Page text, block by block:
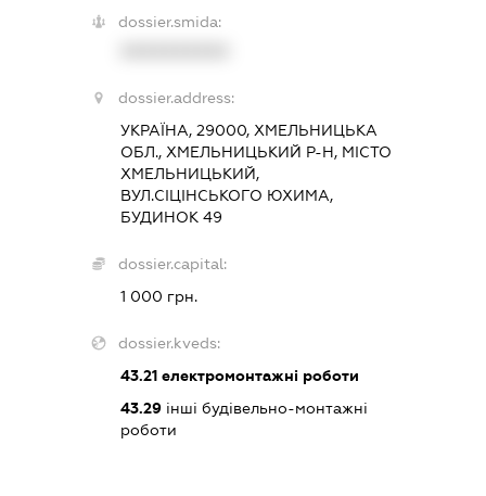
dossier.smida:
dossier.address:
УКРАЇНА, 29000, ХМЕЛЬНИЦЬКА
ОБЛ., ХМЕЛЬНИЦЬКИЙ Р-Н, МІСТО
ХМЕЛЬНИЦЬКИЙ,
ВУЛ.СІЦІНСЬКОГО ЮХИМА,
БУДИНОК 49
dossier.capital:
1 000 грн.
dossier.kveds:
43.21електромонтажні роботи
43.29інші будівельно-монтажні
роботи